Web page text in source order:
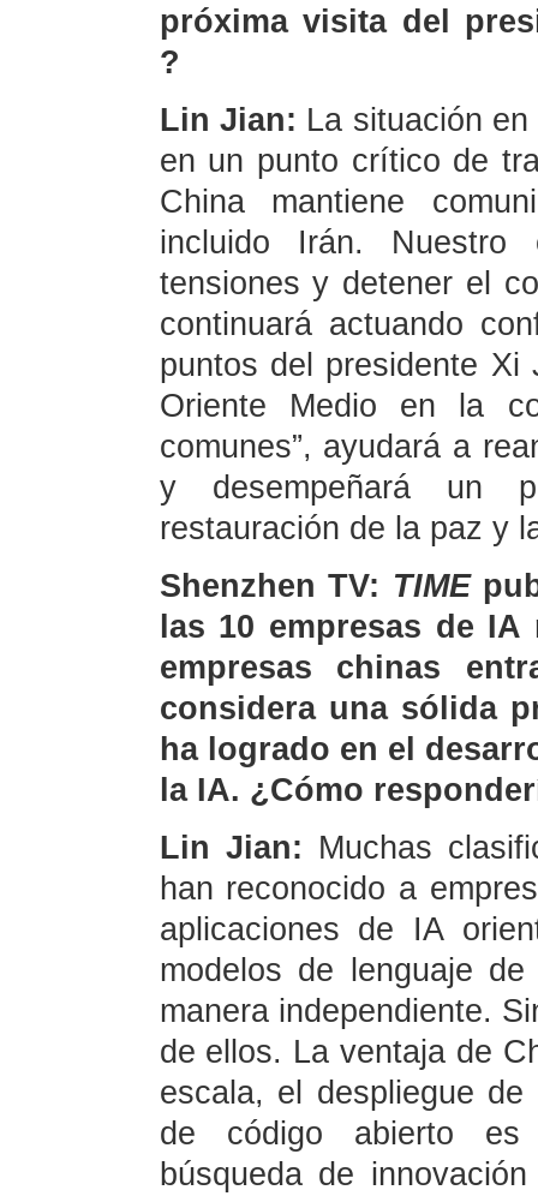
próxima visita del
?
Lin Jian: La situación
en un punto crítico de
China mantiene
incluido Irán.
tensiones y detener el
continuará actuando
puntos del presidente
Oriente Medio en la
comunes”, ayudará a
y desempeñará un
restauración de la paz y
Shenzhen TV: TIME
las 10 empresas de
empresas chinas
considera una sólida
ha logrado en el
la IA. ¿Cómo
Lin Jian: Muchas
han reconocido a
aplicaciones de IA
modelos de lenguaje
manera independiente.
de ellos. La ventaja de
escala, el despliegue
de código abierto es
búsqueda de